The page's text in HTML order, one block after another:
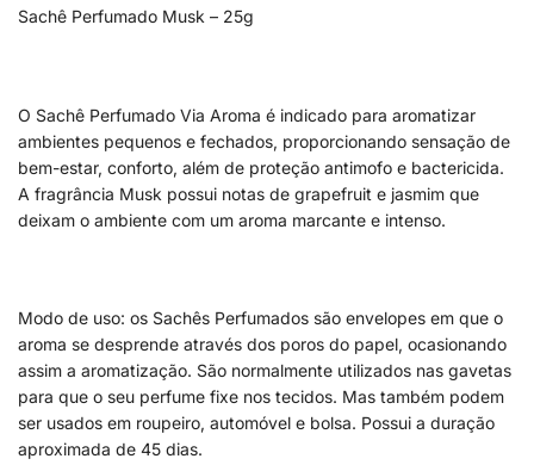
Sachê Perfumado Musk – 25g
O Sachê Perfumado Via Aroma é indicado para aromatizar
ambientes pequenos e fechados, proporcionando sensação de
bem-estar, conforto, além de proteção antimofo e bactericida.
A fragrância Musk possui notas de grapefruit e jasmim que
deixam o ambiente com um aroma marcante e intenso.
Modo de uso: os Sachês Perfumados são envelopes em que o
aroma se desprende através dos poros do papel, ocasionando
assim a aromatização. São normalmente utilizados nas gavetas
para que o seu perfume fixe nos tecidos. Mas também podem
ser usados em roupeiro, automóvel e bolsa. Possui a duração
aproximada de 45 dias.